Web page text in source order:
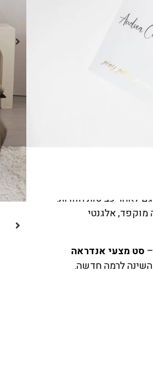
שנבחרה
ברמה גבוהה בכל
מתקדמת
לאחר כביסות חוזרות.
אלגנטי
–סט מצעי אנדראה
השינה לרמה חדשה.